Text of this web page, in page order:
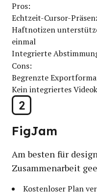
2
FigJam
Am besten für
Zusammenarbeit
Kostenloser Plan
Pros:
Echtzeit-Cursor-
Haftnotizen
einmal
Integrierte
Cons:
Begrenzte
Kein integriertes